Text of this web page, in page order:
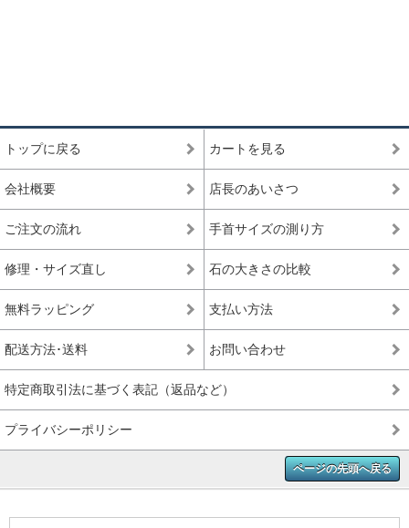
トップに戻る カートを見る
会社概要 店長のあいさつ
ご注文の流れ 手首サイズの測り方
修理・サイズ直し 石の大きさの比較
無料ラッピング 支払い方法
配送方法･送料 お問い合わせ
特定商取引法に基づく表記（返品など）
プライバシーポリシー
ページの先頭へ戻る